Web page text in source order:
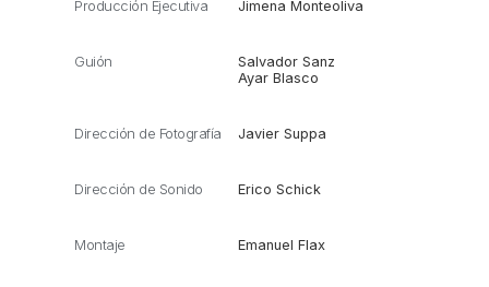
Producción Ejecutiva Jimena Monteoliva
Guión
Salvador Sanz
Ayar Blasco
Dirección de Fotografía Javier Suppa
Dirección de Sonido Erico Schick
Montaje Emanuel Flax